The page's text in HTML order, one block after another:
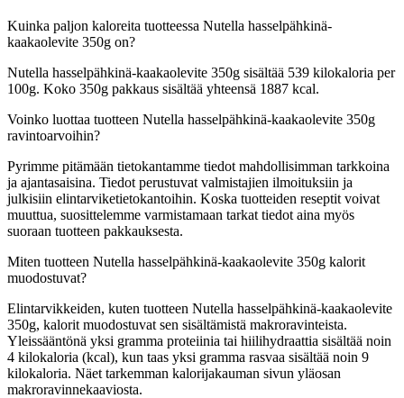
Kuinka paljon kaloreita tuotteessa Nutella hasselpähkinä-
kaakaolevite 350g on?
Nutella hasselpähkinä-kaakaolevite 350g sisältää 539 kilokaloria per
100g. Koko 350g pakkaus sisältää yhteensä 1887 kcal.
Voinko luottaa tuotteen Nutella hasselpähkinä-kaakaolevite 350g
ravintoarvoihin?
Pyrimme pitämään tietokantamme tiedot mahdollisimman tarkkoina
ja ajantasaisina. Tiedot perustuvat valmistajien ilmoituksiin ja
julkisiin elintarviketietokantoihin. Koska tuotteiden reseptit voivat
muuttua, suosittelemme varmistamaan tarkat tiedot aina myös
suoraan tuotteen pakkauksesta.
Miten tuotteen Nutella hasselpähkinä-kaakaolevite 350g kalorit
muodostuvat?
Elintarvikkeiden, kuten tuotteen Nutella hasselpähkinä-kaakaolevite
350g, kalorit muodostuvat sen sisältämistä makroravinteista.
Yleissääntönä yksi gramma proteiinia tai hiilihydraattia sisältää noin
4 kilokaloria (kcal), kun taas yksi gramma rasvaa sisältää noin 9
kilokaloria. Näet tarkemman kalorijakauman sivun yläosan
makroravinnekaaviosta.